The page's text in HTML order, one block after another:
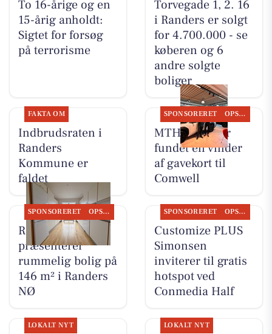
To 16-årige og en
15-årig anholdt:
Sigtet for forsøg
på terrorisme
Torvegade 1, 2. 16
i Randers er solgt
for 4.700.000 - se
køberen og 6
andre solgte
boliger
FAKTA OM
Indbrudsraten i
Randers
Kommune er
faldet
SPONSORERET OPSLAGSTAVLEN
MTH Biler har
fundet en vinder
af gavekort til
Comwell
SPONSORERET OPSLAGSTAVLEN
RandersBolig
præsenterer
rummelig bolig på
146 m² i Randers
NØ
SPONSORERET OPSLAGSTAVLEN
Customize PLUS
Simonsen
inviterer til gratis
hotspot ved
Conmedia Half
LOKALT NYT LOKALT NYT